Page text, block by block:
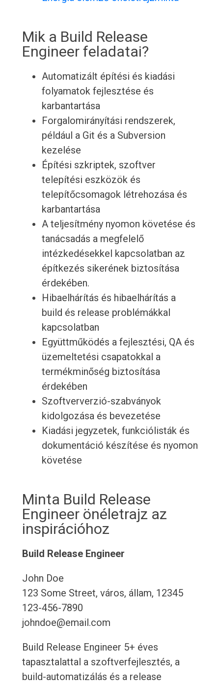
Mik a Build Release
Engineer feladatai?
Automatizált építési és kiadási
folyamatok fejlesztése és
karbantartása
Forgalomirányítási rendszerek,
például a Git és a Subversion
kezelése
Építési szkriptek, szoftver
telepítési eszközök és
telepítőcsomagok létrehozása és
karbantartása
A teljesítmény nyomon követése és
tanácsadás a megfelelő
intézkedésekkel kapcsolatban az
építkezés sikerének biztosítása
érdekében.
Hibaelhárítás és hibaelhárítás a
build és release problémákkal
kapcsolatban
Együttműködés a fejlesztési, QA és
üzemeltetési csapatokkal a
termékminőség biztosítása
érdekében
Szoftververzió-szabványok
kidolgozása és bevezetése
Kiadási jegyzetek, funkciólisták és
dokumentáció készítése és nyomon
követése
Minta Build Release
Engineer önéletrajz az
inspirációhoz
Build Release Engineer
John Doe
123 Some Street, város, állam, 12345
123-456-7890
johndoe@email.com
Build Release Engineer 5+ éves
tapasztalattal a szoftverfejlesztés, a
build-automatizálás és a release